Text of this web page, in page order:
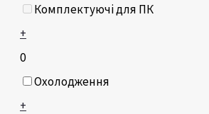
Комплектуючі для ПК
+
0
Охолодження
+